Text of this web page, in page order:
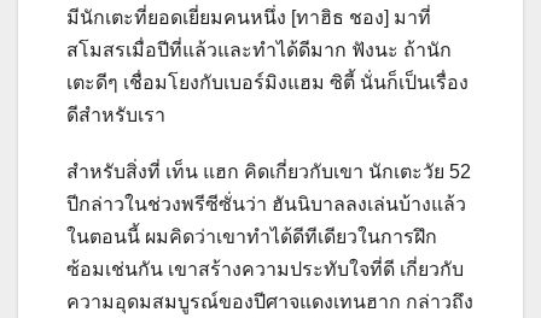
มีนักเตะที่ยอดเยี่ยมคนหนึ่ง [ทาฮิธ ชอง] มาที่
สโมสรเมื่อปีที่แล้วและทำได้ดีมาก ฟังนะ ถ้านัก
เตะดีๆ เชื่อมโยงกับเบอร์มิงแฮม ซิตี้ นั่นก็เป็นเรื่อง
ดีสำหรับเรา
สำหรับสิ่งที่ เท็น แฮก คิดเกี่ยวกับเขา นักเตะวัย 52
ปีกล่าวในช่วงพรีซีซั่นว่า ฮันนิบาลลงเล่นบ้างแล้ว
ในตอนนี้ ผมคิดว่าเขาทำได้ดีทีเดียวในการฝึก
ซ้อมเช่นกัน เขาสร้างความประทับใจที่ดี เกี่ยวกับ
ความอุดมสมบูรณ์ของปีศาจแดงเทนฮาก กล่าวถึง